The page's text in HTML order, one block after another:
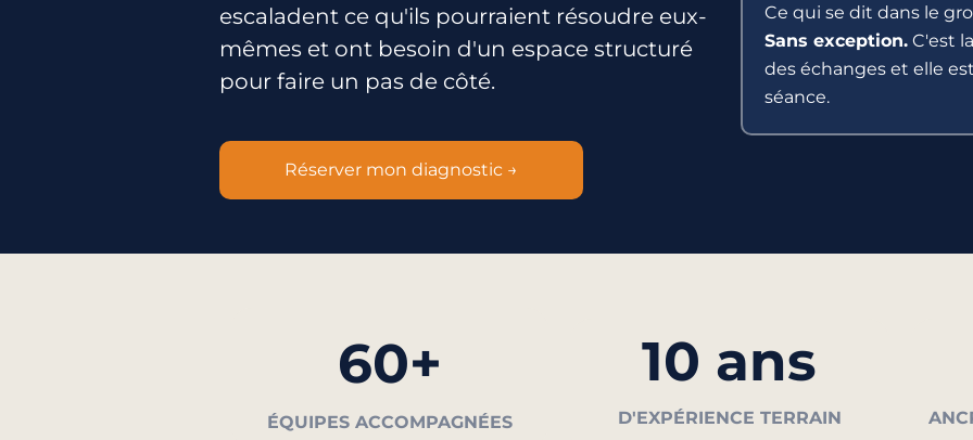
escaladent ce qu'ils pourraient résoudre eux-
mêmes et ont besoin d'un espace structuré
pour faire un pas de côté.
Réserver mon diagnostic →
Ce qui se dit dans le
Sans exception. C'est
des échanges et elle
séance.
60+
ÉQUIPES ACCOMPAGNÉES
10 ans
D'EXPÉRIENCE TERRAIN